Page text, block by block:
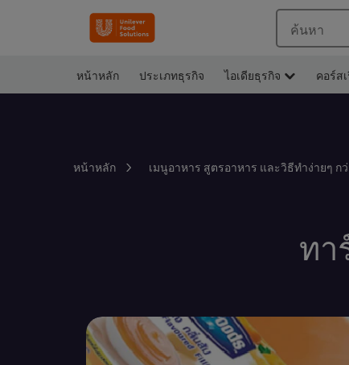
ค้นหา
หน้าหลัก ประเภทธุรกิจ ไอเดียธุรกิจ คอร์ส
หน้าหลัก เมนูอาหาร สูตรอาหาร และวิธีทำง่ายๆ ก
ทา